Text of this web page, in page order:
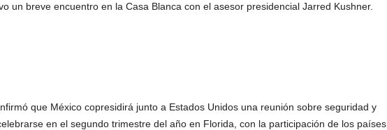
un breve encuentro en la Casa Blanca con el asesor presidencial Jarred Kushner.
que México copresidirá junto a Estados Unidos una reunión sobre seguridad y
en el segundo trimestre del año en Florida, con la participación de los países